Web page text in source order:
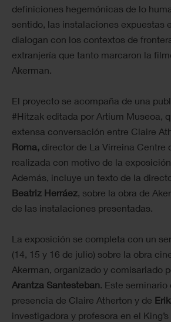
definiciones hegemónicas de lo
sentido, las instalaciones expuestas
dialogan con los contextos de
extranjería que tanto marcaron la
Akerman.
El proyecto se acompaña de una
#Hitzak editada por Artium Museoa,
extensa conversación entre Claire
Roma, director de La Virreina Centre
realizada con motivo de la
Además, incluye un texto de la
Beatriz Herráez, sobre la obra de
de las instalaciones presentadas.
La exposición se completa con un
(14, 15 y 16 de julio) sobre la obra
Akerman, organizado y comisariado
Arantza Santesteban. Este seminario
presencia de Claire Atherton y de
investigadora y profesora en el